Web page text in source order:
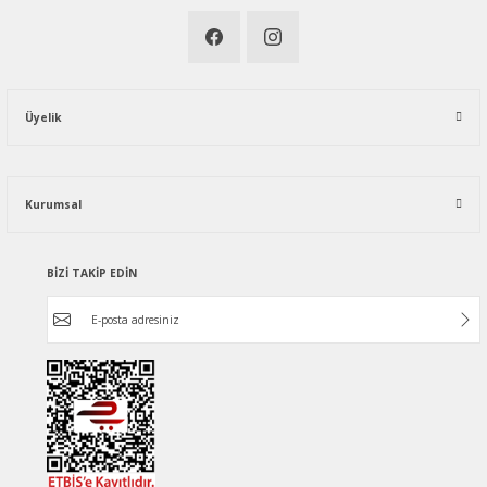
Üyelik
Kurumsal
BİZİ TAKİP EDİN